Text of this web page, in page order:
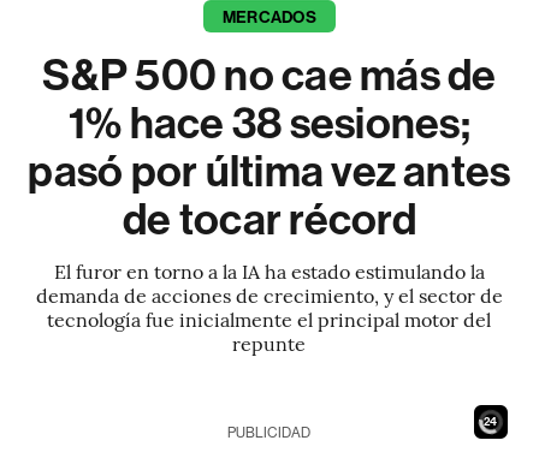
MERCADOS
S&P 500 no cae más de
1% hace 38 sesiones;
pasó por última vez antes
de tocar récord
El furor en torno a la IA ha estado estimulando la
demanda de acciones de crecimiento, y el sector de
tecnología fue inicialmente el principal motor del
repunte
22
PUBLICIDAD